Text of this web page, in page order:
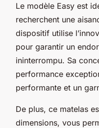
Le modèle Easy est
recherchent une
dispositif utilise
pour garantir un
ininterrompu. Sa
performance
performante et un
De plus, ce matelas
dimensions, vous